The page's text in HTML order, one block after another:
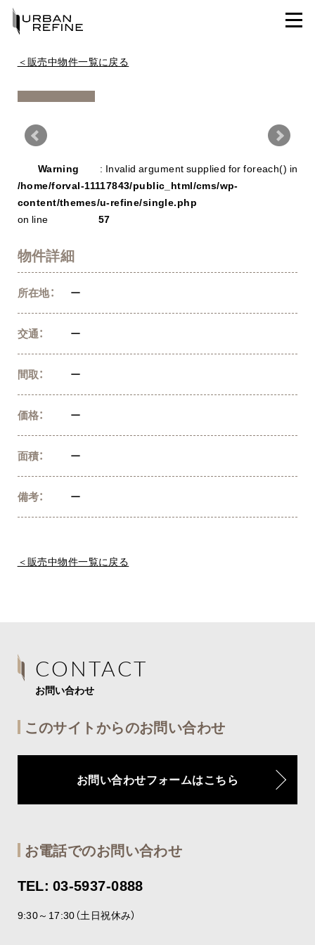
＜販売中物件一覧に戻る
Warning
: Invalid argument supplied for foreach() in
/home/forval-11117843/public_html/cms/wp-
content/themes/u-refine/single.php
on line
57
物件詳細
所在地： ー
交通： ー
間取： ー
価格： ー
面積： ー
備考： ー
＜販売中物件一覧に戻る
CONTACT
お問い合わせ
このサイトからのお問い合わせ
お問い合わせフォームはこちら
お電話でのお問い合わせ
TEL: 03-5937-0888
9:30～17:30（土日祝休み）